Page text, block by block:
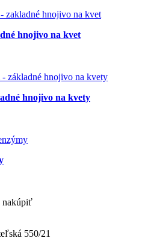
hnojivo na kvet
hnojivo na kvety
nakúpiť
550/21